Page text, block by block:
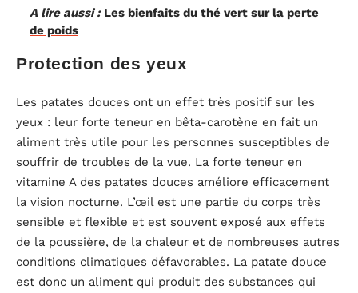
A lire aussi : Les bienfaits du thé vert sur la perte
de poids
Protection des yeux
Les patates douces ont un effet très positif sur les
yeux : leur forte teneur en bêta-carotène en fait un
aliment très utile pour les personnes susceptibles de
souffrir de troubles de la vue. La forte teneur en
vitamine A des patates douces améliore efficacement
la vision nocturne. L’œil est une partie du corps très
sensible et flexible et est souvent exposé aux effets
de la poussière, de la chaleur et de nombreuses autres
conditions climatiques défavorables. La patate douce
est donc un aliment qui produit des substances qui